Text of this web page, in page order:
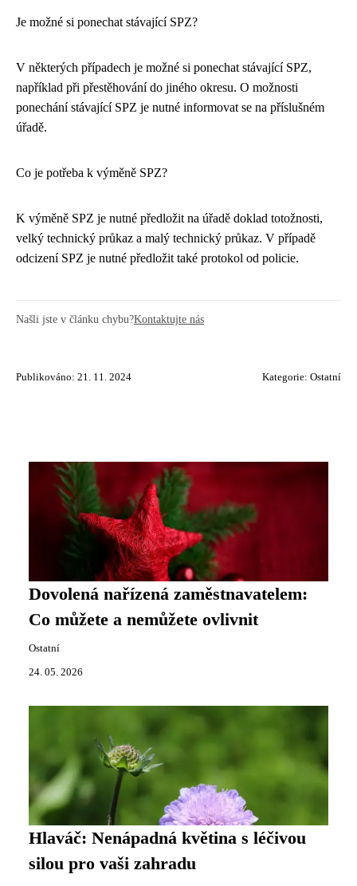
Je možné si ponechat stávající SPZ?
V některých případech je možné si ponechat stávající SPZ,
například při přestěhování do jiného okresu. O možnosti
ponechání stávající SPZ je nutné informovat se na příslušném
úřadě.
Co je potřeba k výměně SPZ?
K výměně SPZ je nutné předložit na úřadě doklad totožnosti,
velký technický průkaz a malý technický průkaz. V případě
odcizení SPZ je nutné předložit také protokol od policie.
Našli jste v článku chybu?Kontaktujte nás
Publikováno: 21. 11. 2024 Kategorie: Ostatní
Dovolená nařízená zaměstnavatelem:
Co můžete a nemůžete ovlivnit
Ostatní
24. 05. 2026
Hlaváč: Nenápadná květina s léčivou
silou pro vaši zahradu